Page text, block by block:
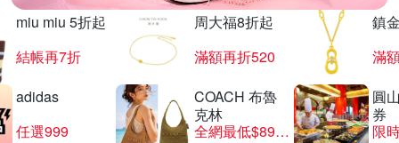
miu miu 5折起
結帳再7折
周大福8折起
滿額再折520
鎮
滿
adidas
任選999
COACH 布魯
克林
全網最低$8999
圓
券
限